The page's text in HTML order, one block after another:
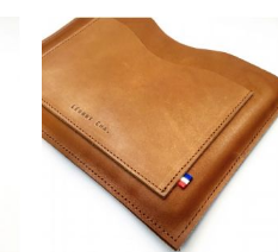
ma
d’envie
comparateur